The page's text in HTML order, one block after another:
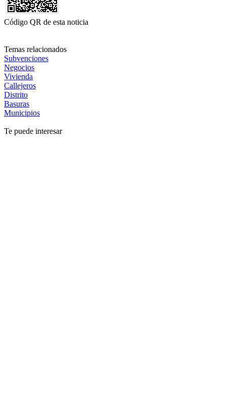
Código QR de esta noticia
Temas relacionados
Subvenciones
Negocios
Vivienda
Callejeros
Distrito
Basuras
Municipios
Te puede interesar